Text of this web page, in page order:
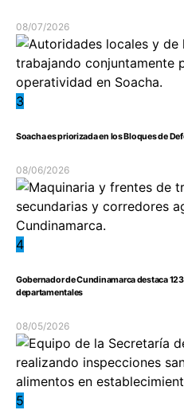
08/07/2026
3
Soacha es priorizada en los Bloques de
08/06/2026
4
Gobernador de Cundinamarca destaca
departamentales
08/05/2026
5